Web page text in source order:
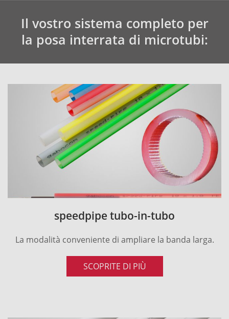
Il vostro sistema completo per
la posa interrata di microtubi:
speedpipe tubo-in-tubo
La modalità conveniente di ampliare la banda larga.
SCOPRITE DI PIÙ